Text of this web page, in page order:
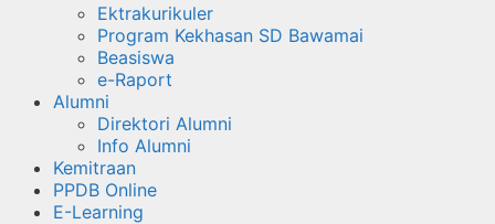
Ektrakurikuler
Program Kekhasan SD Bawamai
Beasiswa
e-Raport
Alumni
Direktori Alumni
Info Alumni
Kemitraan
PPDB Online
E-Learning